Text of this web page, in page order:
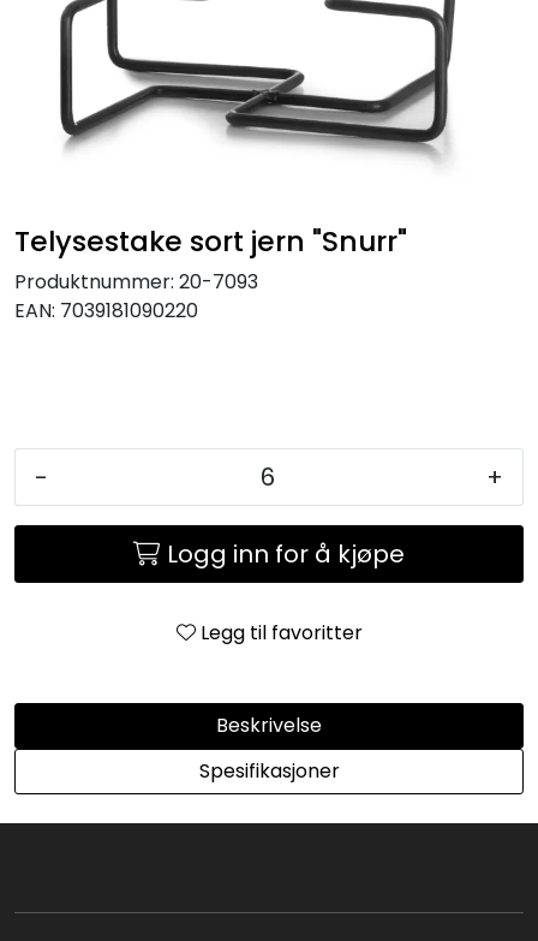
Telysestake sort jern "Snurr"
Produktnummer: 20-7093
EAN: 7039181090220
- +
Logg inn for å kjøpe
Legg til favoritter
Beskrivelse
Spesifikasjoner
KJØKKEN
GAVESETT
JUL